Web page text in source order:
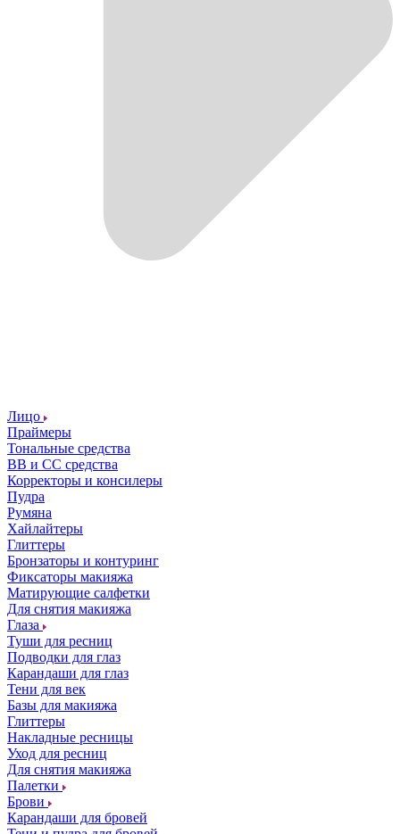
Лицо
Праймеры
Тональные средства
ВВ и СС средства
Корректоры и консилеры
Пудра
Румяна
Хайлайтеры
Глиттеры
Бронзаторы и контуринг
Фиксаторы макияжа
Матирующие салфетки
Для снятия макияжа
Глаза
Туши для ресниц
Подводки для глаз
Карандаши для глаз
Тени для век
Базы для макияжа
Глиттеры
Накладные ресницы
Уход для ресниц
Для снятия макияжа
Палетки
Брови
Карандаши для бровей